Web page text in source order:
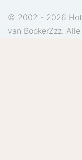
© 2002 - 2026
van BookerZzz.